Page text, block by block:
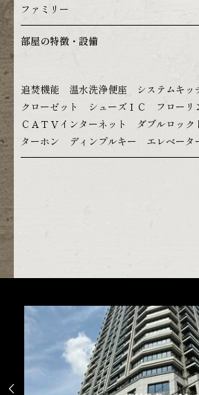
ファミリー
部屋の特徴・設備
追焚機能 温水洗浄便座 システムキッ
クローゼット シューズＩＣ フロー
ＣＡＴＶインターネット ダブルロッ
ターホン ディンプルキー エレベータ
